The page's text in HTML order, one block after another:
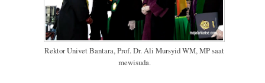
Rektor Univet Bantara, Prof. Dr. Ali Mursyid WM, MP saat
mewisuda.